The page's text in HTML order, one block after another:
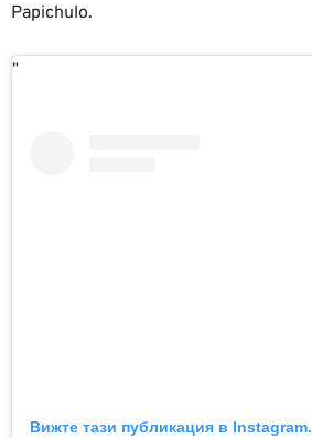
Papichulo.
Вижте тази публикация в Instagram.